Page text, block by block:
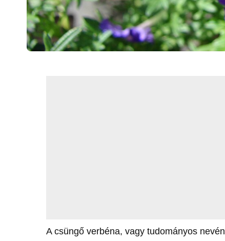
A csüngő verbéna, vagy tudományos nevén